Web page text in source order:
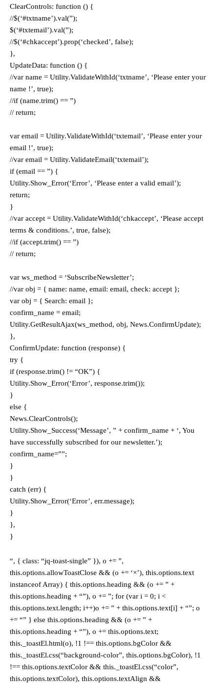
ClearControls: function () {
//$(‘#txtname’).val(”);
$(‘#txtemail’).val(”);
//$(‘#chkaccept’).prop(‘checked’, false);
},
UpdateData: function () {
//var name = Utility.ValidateWithId(‘txtname’, ‘Please enter your
name !’, true);
//if (name.trim() == ”)
// return;
var email = Utility.ValidateWithId(‘txtemail’, ‘Please enter your
email !’, true);
//var email = Utility.ValidateEmail(‘txtemail’);
if (email == ”) {
Utility.Show_Error(‘Error’, ‘Please enter a valid email’);
return;
}
//var accept = Utility.ValidateWithId(‘chkaccept’, ‘Please accept
terms & conditions.’, true, false);
//if (accept.trim() == ”)
// return;
var ws_method = ‘SubscribeNewsletter’;
//var obj = { name: name, email: email, check: accept };
var obj = { Search: email };
confirm_name = email;
Utility.GetResultAjax(ws_method, obj, News.ConfirmUpdate);
},
ConfirmUpdate: function (response) {
try {
if (response.trim() != “OK”) {
Utility.Show_Error(‘Error’, response.trim());
}
else {
News.ClearControls();
Utility.Show_Success(‘Message’, ” + confirm_name + ‘, You
have successfully subscribed for our newsletter.’);
confirm_name=””;
}
}
catch (err) {
Utility.Show_Error(‘Error’, err.message);
}
},
}
“, { class: “jq-toast-single” }), o += ”,
this.options.allowToastClose && (o += ‘×’), this.options.text
instanceof Array) { this.options.heading && (o += ” +
this.options.heading + “”), o += ”; for (var i = 0; i <
this.options.text.length; i++)o += ” + this.options.text[i] + “”; o
+= “” } else this.options.heading && (o += ” +
this.options.heading + “”), o += this.options.text;
this._toastEl.html(o), !1 !== this.options.bgColor &&
this._toastEl.css(“background-color”, this.options.bgColor), !1
!== this.options.textColor && this._toastEl.css(“color”,
this.options.textColor), this.options.textAlign &&